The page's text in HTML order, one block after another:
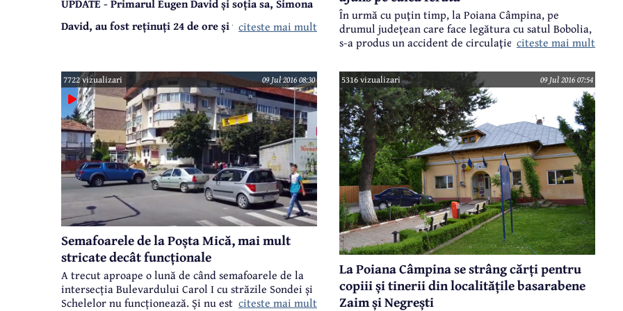
David, au fost reținuți 24 de ore și vor ajunge în
audieri.
În cursul acestei zile s-au efectuat 29 de percheziții
la mai multe domicilii, sedii de firmă, dar și primării
din județele Prahova și Brașov.
citeste mai mult
În urmă cu puţin timp, la Poiana Câmpina, pe
drumul judeţean care face legătura cu satul Bobolia,
s-a produs un accident de circulaţie. Conducătorul
spre Bobolia, la un moment dat, din motive
necunoscute, a pierdut controlul maşinii, a intrat pe
contrasens, unde a fost evitat în ultimul moment de
un alt autoturism şi apoi s-a oprit pe calea ferată.
citeste mai mult
7722 vizualizari 09 Jul 2016 08:30
Semafoarele de la Poșta Mică, mai mult
stricate decât funcționale
A trecut aproape o lună de când semafoarele de la
intersecția Bulevardului Carol I cu străzile Sondei și
Schelelor nu funcționează. Și nu este pentru prima
citeste mai mult
5316 vizualizari 09 Jul 2016 07:54
La Poiana Câmpina se strâng cărți pentru
copiii și tinerii din localitățile basarabene
Zaim și Negrești